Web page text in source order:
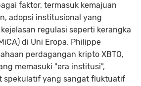
faktor, termasuk kemajuan
adopsi institusional yang
regulasi seperti kerangka
di Uni Eropa. Philippe
perdagangan kripto XBTO,
memasuki "era institusi",
spekulatif yang sangat fluktuatif